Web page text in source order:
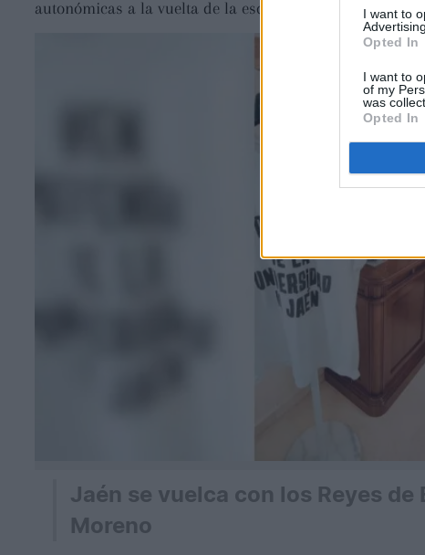
I want to
Advertising.
Opted In
I want to
of my
was
Opted In
autonómicas a la vuelta de la esquina en el mejor
Jaén se vuelca con los Reyes de
Moreno